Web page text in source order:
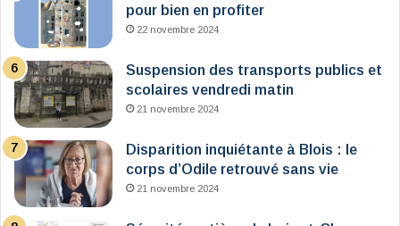
pour bien en profiter
22 novembre 2024
Suspension des transports publics et
scolaires vendredi matin
21 novembre 2024
Disparition inquiétante à Blois : le
corps d’Odile retrouvé sans vie
21 novembre 2024